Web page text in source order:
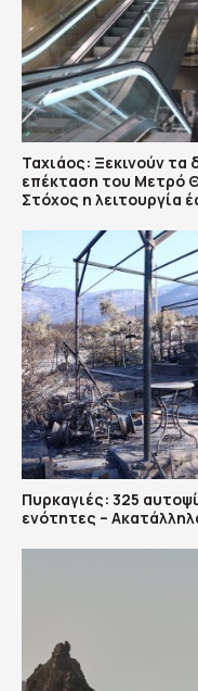
Ταχιάος: Ξεκινούν τα
επέκταση του Μετρό
Στόχος η λειτουργία
Πυρκαγιές: 325
ενότητες –